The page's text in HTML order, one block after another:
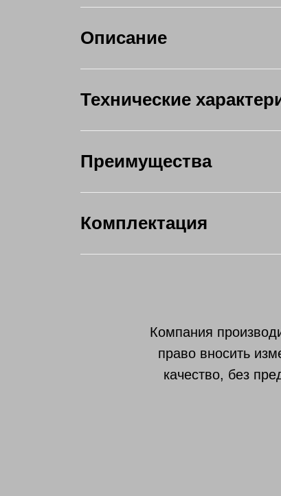
Описание
Технические
Преимущества
Комплектация
Компания
право вносить
качество, без